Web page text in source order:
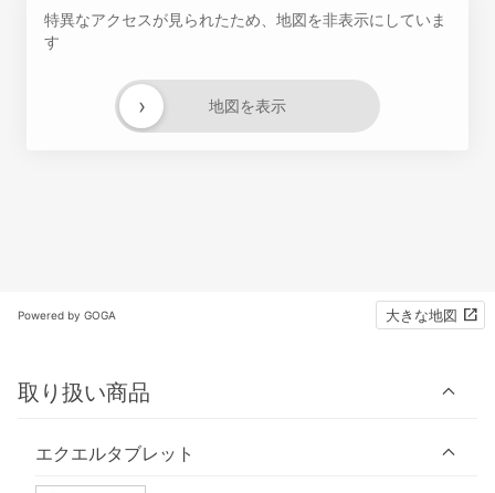
特異なアクセスが見られたため、地図を非表示にしていま
す
地図を表示
›
Powered by GOGA 大きな地図
取り扱い商品
エクエルタブレット